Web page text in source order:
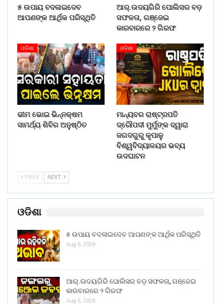
୫ ଉପାୟ ବଦଳାଇଦେବ
ଆପଣଙ୍କ ଆର୍ଥିକ ପରିସ୍ଥିତି
ଆର୍.ଉଦୟଗିରି ପୋଲିସର ବଡ଼
ସଫଳତା, ଗଞ୍ଜେଇ
କାରବାରରେ ୨ ଗିରଫ
ଓଡିଶା
ଭୀମ ଭୋଇ ଭିନ୍ନକ୍ଷମ
ସାମର୍ଥ୍ୟ ଶିବିର ଅନୁଷ୍ଠିତ
ଓଡିଶା
ମାନ୍ୟବର ରାଷ୍ଟ୍ରପତି
ଦ୍ରୌପଦୀ ମୁର୍ମୁଙ୍କ ଦ୍ୱାରା
ଜଗଦଗୁରୁ କୃପାଳୁ
ବିଶ୍ୱବିଦ୍ୟାଳୟର ଭବ୍ୟ
ଉଦଘାଟନ
PREV NEXT
ଓଡିଶା
୫ ଉପାୟ ବଦଳାଇଦେବ ଆପଣଙ୍କ ଆର୍ଥିକ ପରିସ୍ଥିତି
Aug 6, 2026
ଆର୍.ଉଦୟଗିରି ପୋଲିସର ବଡ଼ ସଫଳତା, ଗଞ୍ଜେଇ
କାରବାରରେ ୨ ଗିରଫ
Aug 6, 2026